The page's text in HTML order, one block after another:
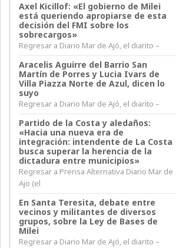
Axel Kicillof: «El gobierno de Milei
está queriendo apropiarse de esta
decisión del FMI sobre los
sobrecargos»
Regresar a Diario Mar de Ajó, el diarito –
Aracelis Aguirre del Barrio San
Martín de Porres y Lucia Ivars de
Villa Piazza Norte de Azul, dicen lo
suyo
Regresar a Diario Mar de Ajó, el diarito –
Partido de la Costa y aledaños:
«Hacia una nueva era de
integración: intendente de La Costa
busca superar la herencia de la
dictadura entre municipios»
Regresar a Prensa Alternativa Diario Mar de
Ajo (el
En Santa Teresita, debate entre
vecinos y militantes de diversos
grupos, sobre la Ley de Bases de
Milei
Regresar a Diario Mar de Ajó, el diarito –